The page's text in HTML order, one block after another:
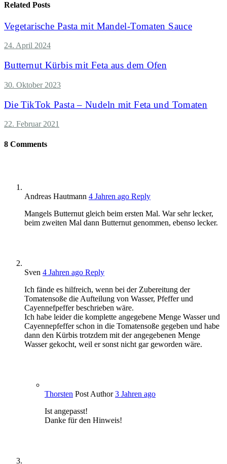
Related Posts
Vegetarische Pasta mit Mandel-Tomaten Sauce
24. April 2024
Butternut Kürbis mit Feta aus dem Ofen
30. Oktober 2023
Die TikTok Pasta – Nudeln mit Feta und Tomaten
22. Februar 2021
8 Comments
Andreas Hautmann 4 Jahren ago Reply
Mangels Butternut gleich beim ersten Mal. War sehr lecker,
beim zweiten Mal dann Butternut genommen, ebenso lecker.
Sven 4 Jahren ago Reply
Ich fände es hilfreich, wenn bei der Zubereitung der
Tomatensoße die Aufteilung von Wasser, Pfeffer und
Cayennefpeffer beschrieben wäre.
Ich habe leider die komplette angegebene Menge Wasser und
Cayennepfeffer schon in die Tomatensoße gegeben und habe
dann den Kürbis trotzdem mit der angegebenen Menge
Wasser gekocht, weil er sonst nicht gar geworden wäre.
Thorsten Post Author 3 Jahren ago
Ist angepasst!
Danke für den Hinweis!